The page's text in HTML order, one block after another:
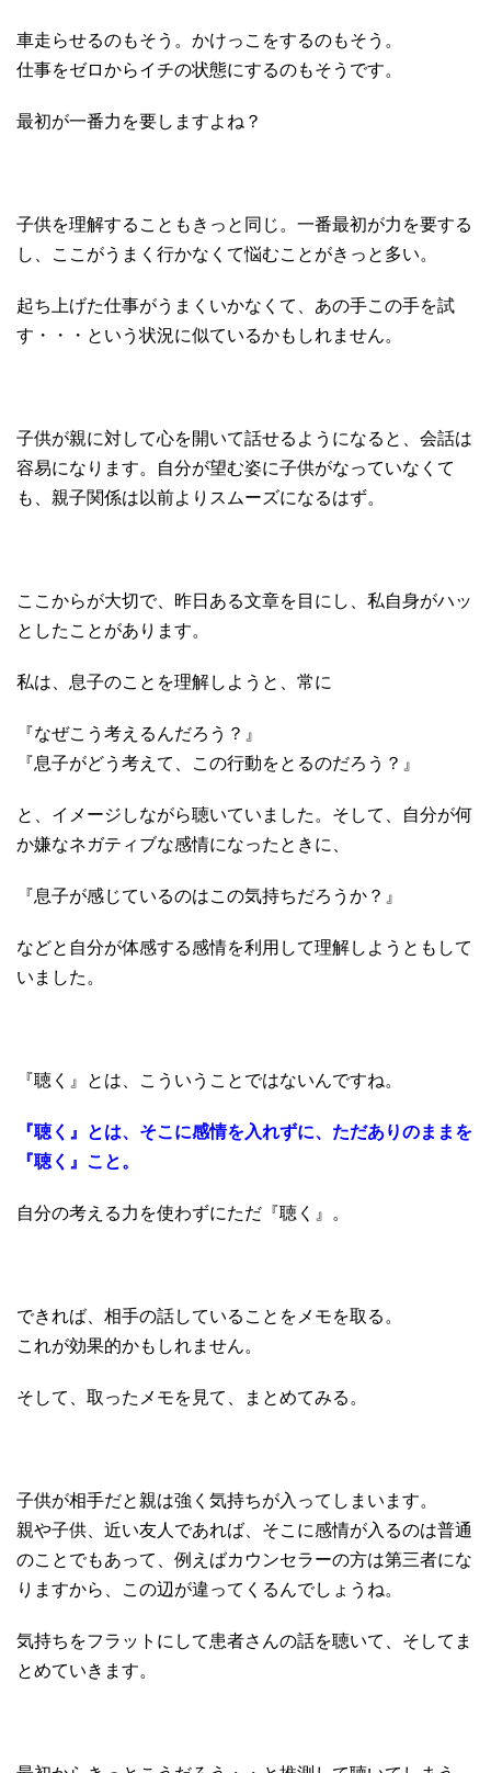
車走らせるのもそう。かけっこをするのもそう。
仕事をゼロからイチの状態にするのもそうです。
最初が一番力を要しますよね？
子供を理解することもきっと同じ。一番最初が力を要する
し、ここがうまく行かなくて悩むことがきっと多い。
起ち上げた仕事がうまくいかなくて、あの手この手を試
す・・・という状況に似ているかもしれません。
子供が親に対して心を開いて話せるようになると、会話は
容易になります。自分が望む姿に子供がなっていなくて
も、親子関係は以前よりスムーズになるはず。
ここからが大切で、昨日ある文章を目にし、私自身がハッ
としたことがあります。
私は、息子のことを理解しようと、常に
『なぜこう考えるんだろう？』
『息子がどう考えて、この行動をとるのだろう？』
と、イメージしながら聴いていました。そして、自分が何
か嫌なネガティブな感情になったときに、
『息子が感じているのはこの気持ちだろうか？』
などと自分が体感する感情を利用して理解しようともして
いました。
『聴く』とは、こういうことではないんですね。
『聴く』とは、そこに感情を入れずに、ただありのままを
『聴く』こと。
自分の考える力を使わずにただ『聴く』。
できれば、相手の話していることをメモを取る。
これが効果的かもしれません。
そして、取ったメモを見て、まとめてみる。
子供が相手だと親は強く気持ちが入ってしまいます。
親や子供、近い友人であれば、そこに感情が入るのは普通
のことでもあって、例えばカウンセラーの方は第三者にな
りますから、この辺が違ってくるんでしょうね。
気持ちをフラットにして患者さんの話を聴いて、そしてま
とめていきます。